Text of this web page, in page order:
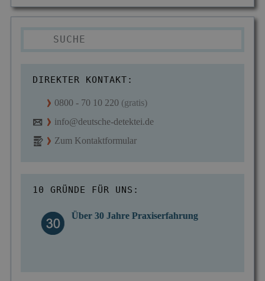
DIREKTER KONTAKT:
0800 - 70 10 220 (gratis)
info@deutsche-detektei.de
Zum Kontaktformular
10 GRÜNDE FÜR UNS:
Über 30 Jahre Praxiserfahrung